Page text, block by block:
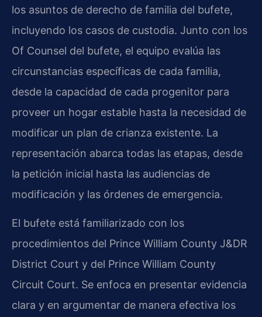
los asuntos de derecho de familia del bufete,
incluyendo los casos de custodia. Junto con los
Of Counsel del bufete, el equipo evalúa las
circunstancias específicas de cada familia,
desde la capacidad de cada progenitor para
proveer un hogar estable hasta la necesidad de
modificar un plan de crianza existente. La
representación abarca todas las etapas, desde
la petición inicial hasta las audiencias de
modificación y las órdenes de emergencia.
El bufete está familiarizado con los
procedimientos del Prince William County J&DR
District Court y del Prince William County
Circuit Court. Se enfoca en presentar evidencia
clara y en argumentar de manera efectiva los